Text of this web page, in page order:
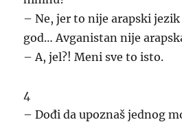
– Ne, jer to nije arapski
god… Avganistan nije
– A, jel?! Meni sve to isto.
4
– Dođi da upoznaš jednog